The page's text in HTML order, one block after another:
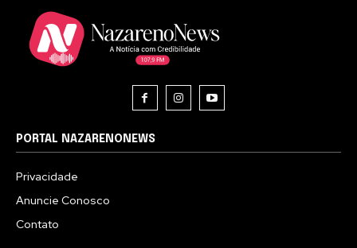
PORTAL NAZARENONEWS
Privacidade
Anuncie Conosco
Contato